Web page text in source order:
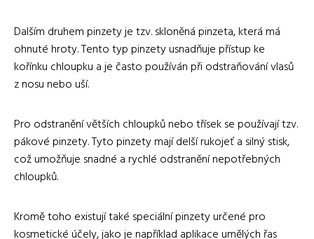
Dalším druhem pinzety je tzv. skloněná pinzeta, která má
ohnuté hroty. Tento typ pinzety usnadňuje přístup ke
kořínku chloupku a je často používán při odstraňování vlasů
z nosu nebo uší.
Pro odstranění větších chloupků nebo třísek se používají tzv.
pákové pinzety. Tyto pinzety mají delší rukojeť a silný stisk,
což umožňuje snadné a rychlé odstranění nepotřebných
chloupků.
Kromě toho existují také speciální pinzety určené pro
kosmetické účely, jako je například aplikace umělých řas